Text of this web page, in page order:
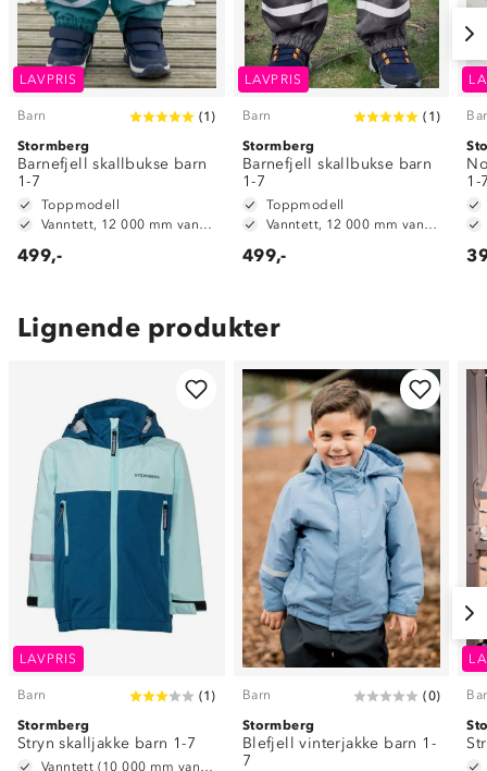
LAVPRIS
Barn (1 )
Stormberg
Barnefjell skallbukse barn
1-7
Toppmodell
499,-
LAVPRIS
Barn ( 1 )
Stormberg
Barnefjell skallbukse barn
1-7
Toppmodell
499,-
1-
Lignende produkter
LAVPRIS
Barn (1 )
Stormberg
Stryn skalljakke barn 1-7
Barn (0)
Stormberg
Blefjell vinterjakke barn 1-
7